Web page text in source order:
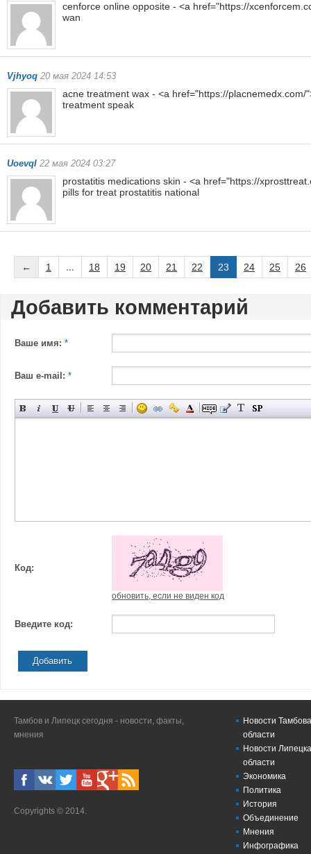
cenforce online opposite - <a href="https://
wan
Vjhyoq 20 мая 2024 14:53
acne treatment wax - <a href="https://
treatment speak
Uoevql 22 мая 2024 03:27
prostatitis medications skin - <a href="https://
pills for treat prostatitis national
← 1 ... 18 19 20 21 22 23 24 25 26
Добавить комментарий
Ваше имя: *
Ваш e-mail: *
Код:
обновить, если не виден код
Введите код:
Добавить
Тамбов и Липецк сегодня - новости, факты,
мнения
Copyrights © 2014.
Новости
области
Новости
области
Экономика
Политика
История
Объединение
Мнения
Инфографика